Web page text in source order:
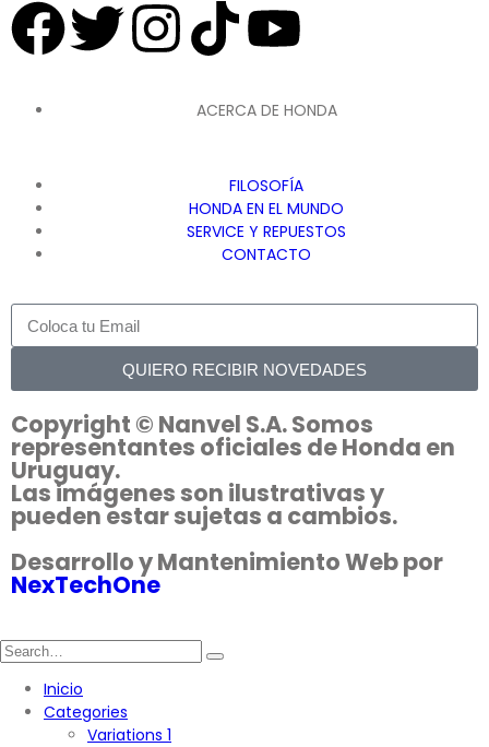
ACERCA DE HONDA
FILOSOFÍA
HONDA EN EL MUNDO
SERVICE Y REPUESTOS
CONTACTO
QUIERO RECIBIR NOVEDADES
Copyright © Nanvel S.A. Somos
representantes oficiales de Honda en
Uruguay.
Las imágenes son ilustrativas y
pueden estar sujetas a cambios.
Desarrollo y Mantenimiento Web por
NexTechOne
Inicio
Categories
Variations 1